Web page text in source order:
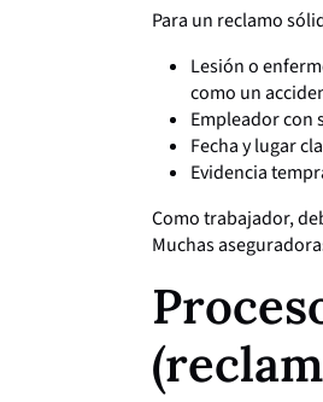
Para un reclamo
Lesión o
como un
Empleador con
Fecha y lugar
Evidencia
Como trabajador,
Muchas